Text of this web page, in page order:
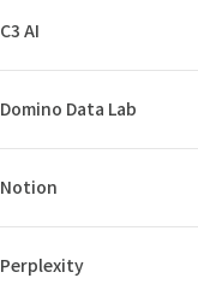
C3 AI
Domino Data Lab
Notion
Perplexity